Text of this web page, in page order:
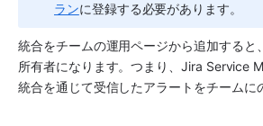
ランに登録する必要があります。
統合をチームの運用ページから追加すると
所有者になります。つまり、Jira Service
統合を通じて受信したアラートをチームに